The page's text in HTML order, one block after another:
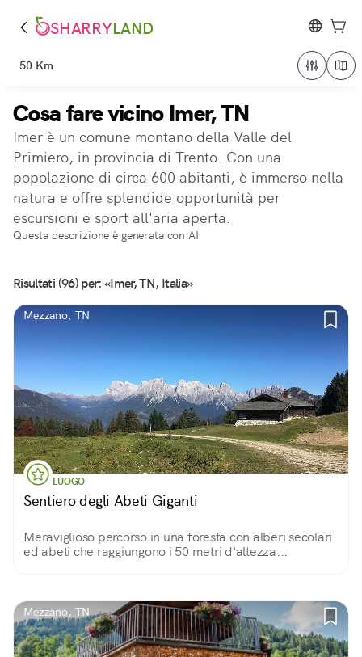
SHARRYLAND
50 Km
Cosa fare vicino Imer, TN
Imer è un comune montano della Valle del
Primiero, in provincia di Trento. Con una
popolazione di circa 600 abitanti, è immerso nella
natura e offre splendide opportunità per
escursioni e sport all'aria aperta.
Questa descrizione è generata con AI
Risultati (96) per: «Imer, TN, Italia»
Mezzano, TN
LUOGO
Sentiero degli Abeti Giganti
Meraviglioso percorso in una foresta con alberi secolari
ed abeti che raggiungono i 50 metri d'altezza...
Mezzano, TN